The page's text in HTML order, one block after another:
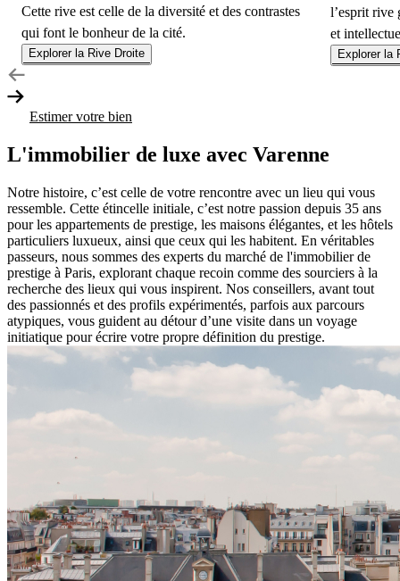
Cette rive est celle de la diversité et des contrastes
qui font le bonheur de la cité.
Explorer la Rive Droite
l’esprit rive
et
Explorer la
Estimer votre bien
L'immobilier de luxe avec Varenne
Notre histoire, c’est celle de votre rencontre avec un lieu qui vous
ressemble. Cette étincelle initiale, c’est notre passion depuis 35 ans
pour les appartements de prestige, les maisons élégantes, et les hôtels
particuliers luxueux, ainsi que ceux qui les habitent. En véritables
passeurs, nous sommes des experts du marché de l'immobilier de
prestige à Paris, explorant chaque recoin comme des sourciers à la
recherche des lieux qui vous inspirent. Nos conseillers, avant tout
des passionnés et des profils expérimentés, parfois aux parcours
atypiques, vous guident au détour d’une visite dans un voyage
initiatique pour écrire votre propre définition du prestige.